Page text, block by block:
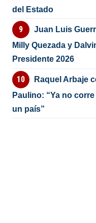
del Estado
Juan Luis
Milly Quezada y
Presidente 2026
Raquel Arbaje
Paulino: “Ya no
un país”